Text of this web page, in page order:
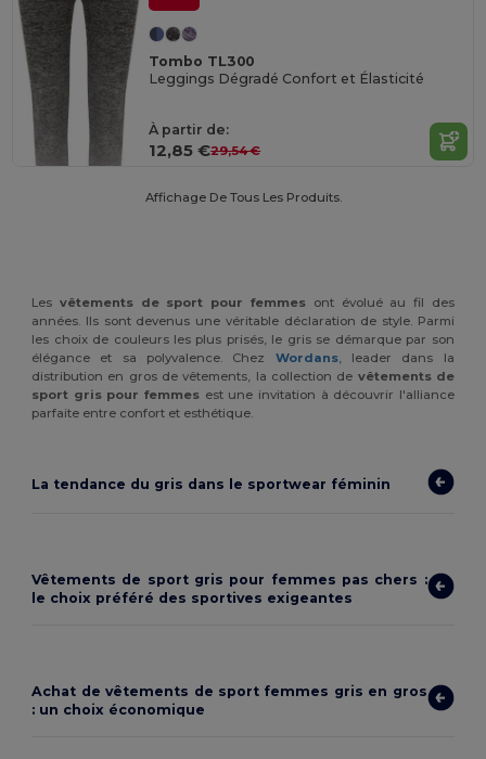
Tombo TL300
Leggings Dégradé Confort et Élasticité
À partir de:
12,85 €29,54 €
Affichage De Tous Les Produits.
Les vêtements de sport pour femmesont évolué au fil des
années. Ils sont devenus une véritable déclaration de style. Parmi
les choix de couleurs les plus prisés, le gris se démarque par son
élégance et sa polyvalence. Chez Wordans, leader dans la
distribution en gros de vêtements, la collection de vêtements de
sport gris pour femmes est une invitation à découvrir l'alliance
parfaite entre confort et esthétique.
La tendance du gris dans le sportwear féminin
Vêtements de sport gris pour femmes pas chers :
le choix préféré des sportives exigeantes
Achat de vêtements de sport femmes gris en gros
: un choix économique